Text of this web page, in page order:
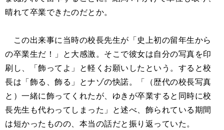
晴れて卒業できたのだとか。
この出来事に当時の校長先生が「史上初の留年生から
の卒業生だ！」と大感激。そこで彼女は自分の写真を印
刷し、「飾ってよ」と軽くお願いしたという。すると校
長は「飾る、飾る」とナゾの快諾。「（歴代の校長写真
と）一緒に飾ってくれたが、ゆきが卒業すると同時に校
長先生も代わってしまった」と述べ、飾られている期間
は短かったものの、本当の話だと振り返っていた。